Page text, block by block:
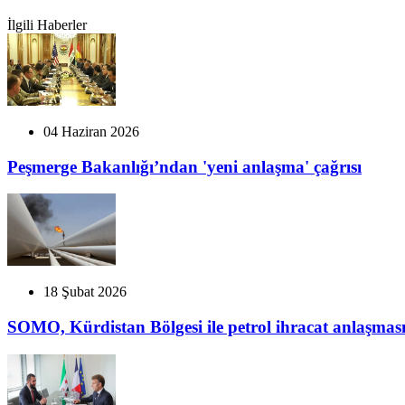
İlgili Haberler
04 Haziran 2026
Peşmerge Bakanlığı’ndan 'yeni anlaşma' çağrısı
18 Şubat 2026
SOMO, Kürdistan Bölgesi ile petrol ihracat